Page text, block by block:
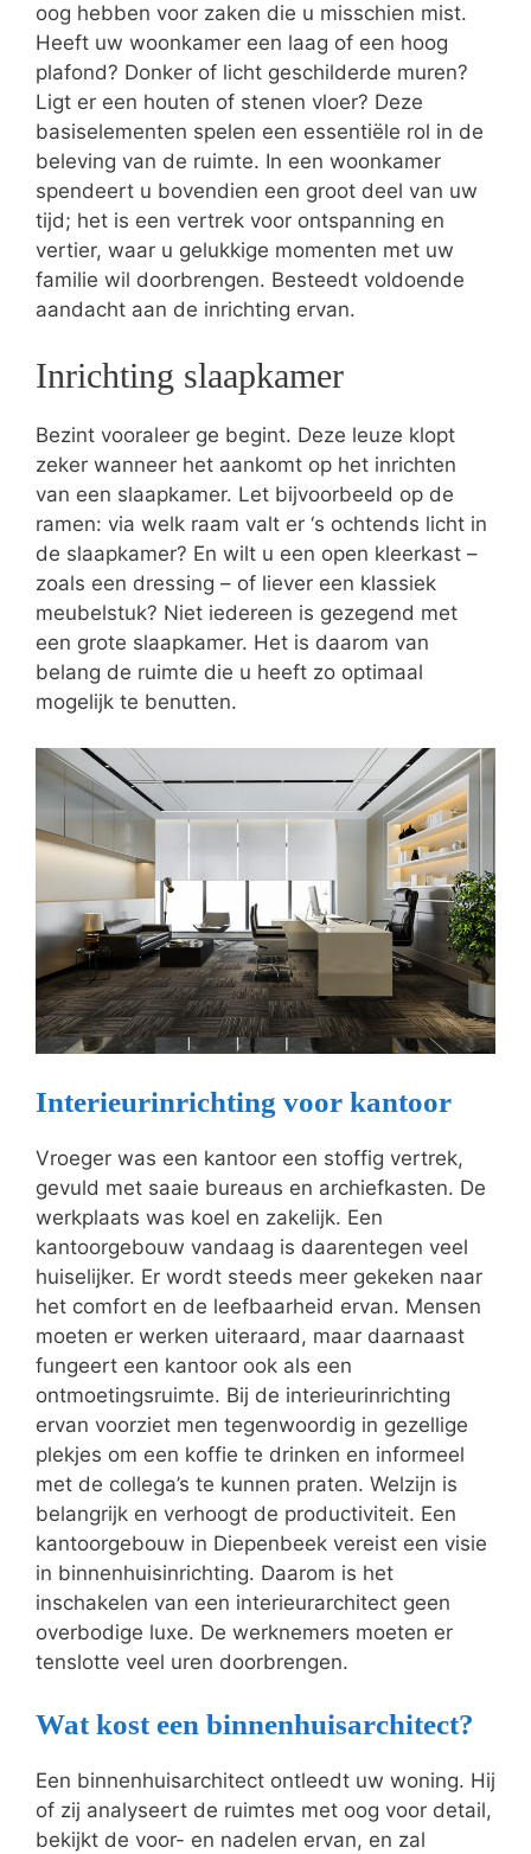
oog hebben voor zaken die u misschien mist.
Heeft uw woonkamer een laag of een hoog
plafond? Donker of licht geschilderde muren?
Ligt er een houten of stenen vloer? Deze
basiselementen spelen een essentiële rol in de
beleving van de ruimte. In een woonkamer
spendeert u bovendien een groot deel van uw
tijd; het is een vertrek voor ontspanning en
vertier, waar u gelukkige momenten met uw
familie wil doorbrengen. Besteedt voldoende
aandacht aan de inrichting ervan.
Inrichting slaapkamer
Bezint vooraleer ge begint. Deze leuze klopt
zeker wanneer het aankomt op het inrichten
van een slaapkamer. Let bijvoorbeeld op de
ramen: via welk raam valt er ‘s ochtends licht in
de slaapkamer? En wilt u een open kleerkast –
zoals een dressing – of liever een klassiek
meubelstuk? Niet iedereen is gezegend met
een grote slaapkamer. Het is daarom van
belang de ruimte die u heeft zo optimaal
mogelijk te benutten.
Interieurinrichting voor kantoor
Vroeger was een kantoor een stoffig vertrek,
gevuld met saaie bureaus en archiefkasten. De
werkplaats was koel en zakelijk. Een
kantoorgebouw vandaag is daarentegen veel
huiselijker. Er wordt steeds meer gekeken naar
het comfort en de leefbaarheid ervan. Mensen
moeten er werken uiteraard, maar daarnaast
fungeert een kantoor ook als een
ontmoetingsruimte. Bij de interieurinrichting
ervan voorziet men tegenwoordig in gezellige
plekjes om een koffie te drinken en informeel
met de collega’s te kunnen praten. Welzijn is
belangrijk en verhoogt de productiviteit. Een
kantoorgebouw in Diepenbeek vereist een visie
in binnenhuisinrichting. Daarom is het
inschakelen van een interieurarchitect geen
overbodige luxe. De werknemers moeten er
tenslotte veel uren doorbrengen.
Wat kost een binnenhuisarchitect?
Een binnenhuisarchitect ontleedt uw woning. Hij
of zij analyseert de ruimtes met oog voor detail,
bekijkt de voor- en nadelen ervan, en zal